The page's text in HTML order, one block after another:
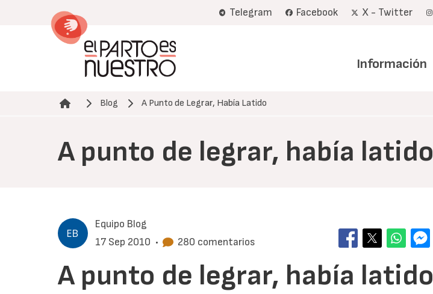
Telegram Facebook X - Twitter
Información
Ruta de navegación
Blog A Punto de Legrar, Había Latido
A punto de legrar, había latido
Equipo Blog
17 Sep 2010 • 280 comentarios
A punto de legrar, había latido